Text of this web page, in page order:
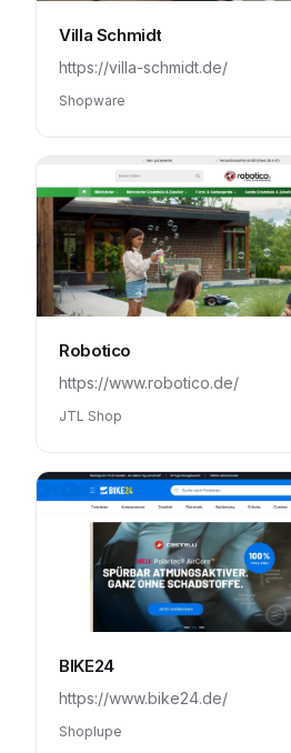
Villa Schmidt
https://villa-schmidt.de/
Shopware
Robotico
https://www.robotico.de/
JTL Shop
BIKE24
https://www.bike24.de/
Shoplupe